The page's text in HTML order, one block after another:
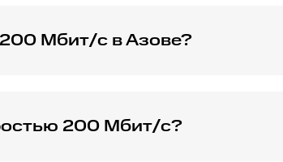
Мбит/с в Азове?
200 Мбит/с?